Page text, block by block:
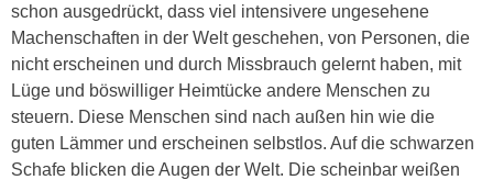
schon ausgedrückt, dass viel intensivere ungesehene
Machenschaften in der Welt geschehen, von Personen, die
nicht erscheinen und durch Missbrauch gelernt haben, mit
Lüge und böswilliger Heimtücke andere Menschen zu
steuern. Diese Menschen sind nach außen hin wie die
guten Lämmer und erscheinen selbstlos. Auf die schwarzen
Schafe blicken die Augen der Welt. Die scheinbar weißen